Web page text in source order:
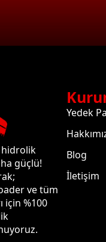
hidrolik
güçlü!
ve tüm
için %100
Yedek
Blog
İletişim